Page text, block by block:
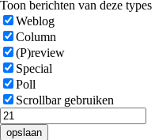
Toon berichten van deze types
Weblog
Column
(P)review
Special
Poll
Scrollbar gebruiken
opslaan